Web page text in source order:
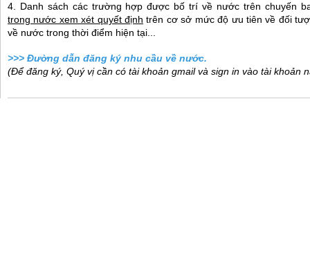
4. Danh sách các trường hợp được bố trí về nước trên chuyến
trong nước xem xét quyết định trên cơ sở mức độ ưu tiên về đối
về nước trong thời điểm hiện tại...
>>> Đường dẫn đăng ký nhu cầu về nước.
(Để đăng ký, Quý vị cần có tài khoản gmail và sign in vào tài khoản